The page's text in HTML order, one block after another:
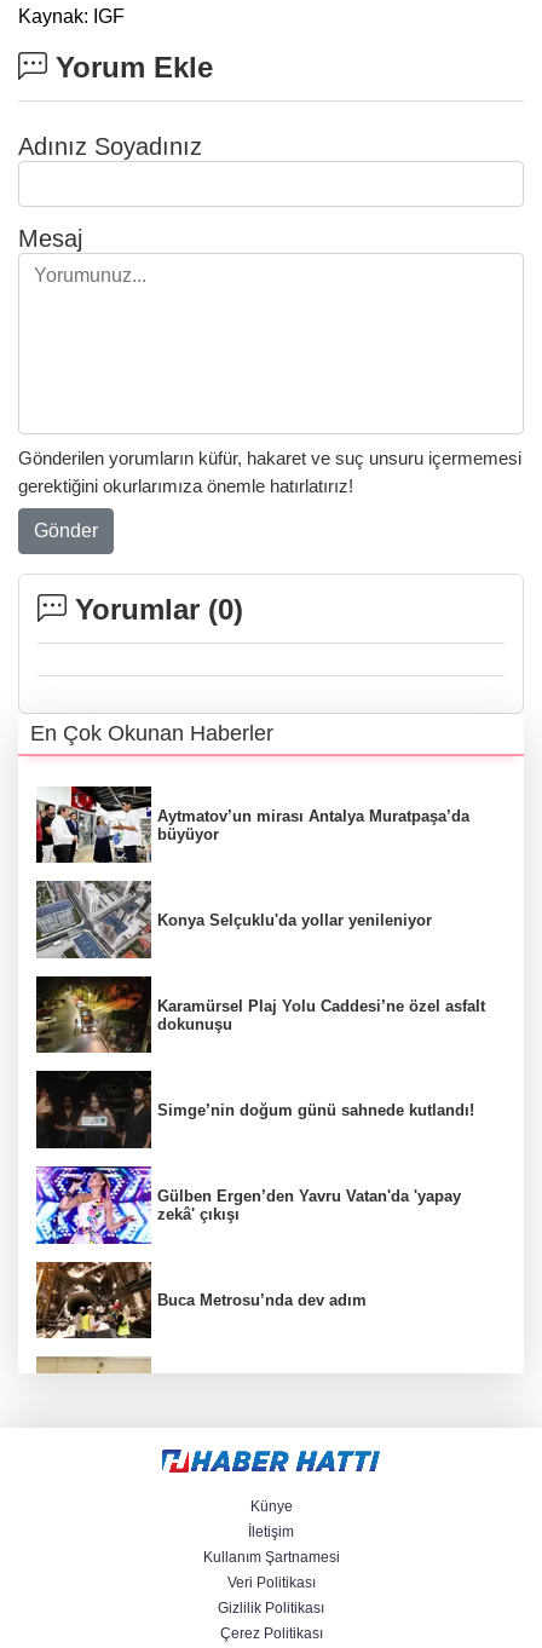
Kaynak: IGF
Yorum Ekle
Adınız Soyadınız
Mesaj
Gönderilen yorumların küfür, hakaret ve suç unsuru içermemesi
gerektiğini okurlarımıza önemle hatırlatırız!
Gönder
Yorumlar (0)
En Çok Okunan Haberler
Aytmatov’un mirası Antalya Muratpaşa’da
büyüyor
Konya Selçuklu'da yollar yenileniyor
Karamürsel Plaj Yolu Caddesi’ne özel asfalt
dokunuşu
Simge’nin doğum günü sahnede kutlandı!
Gülben Ergen’den Yavru Vatan'da 'yapay
zekâ' çıkışı
Buca Metrosu’nda dev adım
Büyükelçiliklerde değişim... 4 ülkeye yeni
Künye
İletişim
Kullanım Şartnamesi
Veri Politikası
Gizlilik Politikası
Çerez Politikası